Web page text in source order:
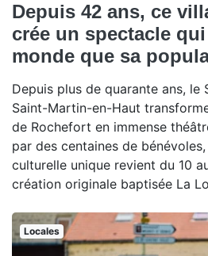
Depuis 42 ans, ce
crée un spectacle
monde que sa
Depuis plus de quarante ans, le
Saint-Martin-en-Haut
de Rochefort en immense
par des centaines de
culturelle unique revient du 10
création originale baptisée La
Locales